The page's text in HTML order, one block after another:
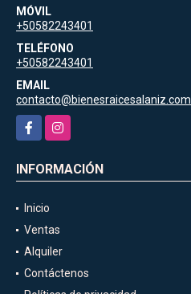
MÓVIL
+50582243401
TELÉFONO
+50582243401
EMAIL
contacto@bienesraicesalaniz.com
FacebookInstagram
INFORMACIÓN
Inicio
Ventas
Alquiler
Contáctenos